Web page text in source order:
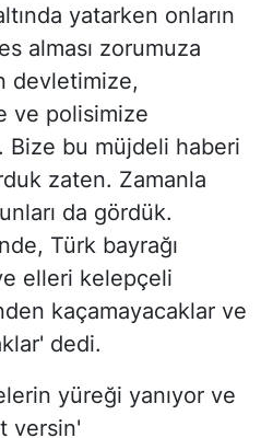
yatarken onların
alması zorumuza
devletimize,
ve polisimize
Bize bu müjdeli haberi
zaten. Zamanla
da gördük.
Türk bayrağı
elleri kelepçeli
kaçamayacaklar ve
dedi.
yüreği yanıyor ve
versin'